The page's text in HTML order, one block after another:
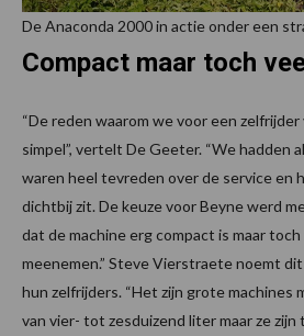
De Anaconda 2000 in actie onder een
Compact maar toch
“De reden waarom we voor een zelfrijder
simpel”, vertelt De Geeter. “We hadden
waren heel tevreden over de service en
dichtbij zit. De keuze voor Beyne werd
dat de machine erg compact is maar
meenemen.” Steve Vierstraete noemt
hun zelfrijders. “Het zijn grote machines
van vier- tot zesduizend liter maar ze